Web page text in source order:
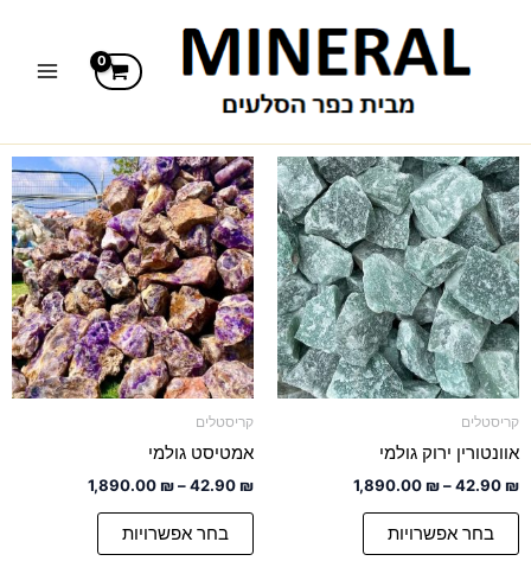
קריסטלים
אוונטורין ירוק גולמי
42.90 ₪
–
1,890.00 ₪
טווח
מחירים:
עד
בחר אפשרויות
למוצר
זה
יש
מספר
סוגים.
ניתן
לבחור
את
האפשרויות
קריסטלים
אמטיסט גולמי
42.90 ₪
–
1,890.00 ₪
טווח
מחירים:
עד
בחר אפשרויות
למוצר
זה
יש
מספר
סוגים.
ניתן
לבחור
את
האפשרויות